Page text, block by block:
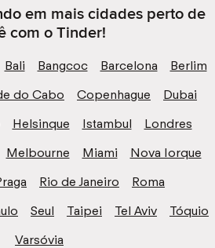
em mais cidades perto de
com o Tinder!
Bali Bangcoc Barcelona
Berlim
do Cabo Copenhague
Dubai
Helsinque Istambul
Londres
Melbourne Miami
Nova Iorque
Rio de Janeiro
Roma
Seul Taipei Tel Aviv
Tóquio
Varsóvia